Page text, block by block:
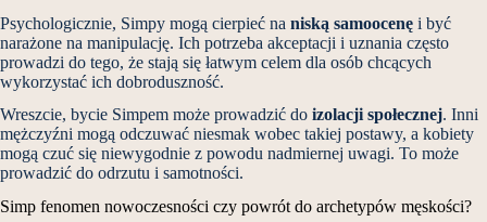
Psychologicznie, Simpy mogą cierpieć na niską samoocenę i być
narażone na manipulację. Ich potrzeba akceptacji i uznania często
prowadzi do tego, że stają się łatwym celem dla osób chcących
wykorzystać ich dobroduszność.
Wreszcie, bycie Simpem może prowadzić do izolacji społecznej. Inni
mężczyźni mogą odczuwać niesmak wobec takiej postawy, a kobiety
mogą czuć się niewygodnie z powodu nadmiernej uwagi. To może
prowadzić do odrzutu i samotności.
Simp fenomen nowoczesności czy powrót do archetypów męskości?